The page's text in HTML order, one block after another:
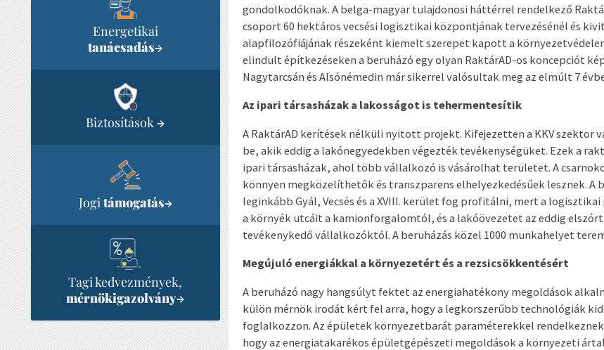
Energetikai
tanácsadás→
Biztosítások→
Jogi támogatás→
Tagi kedvezmények,
mérnökigazolvány→
gondolkodóknak. A belga-magyar tulajdonosi háttérrel rendelkező
csoport 60 hektáros vecsési logisztikai központjának tervezésénél és
alapfilozófiájának részeként kiemelt szerepet kapott a
elindult építkezéseken a beruházó egy olyan RaktárAD-os koncepciót
Nagytarcsán és Alsónémedin már sikerrel valósultak meg az elmúlt 7
Az ipari társasházak a lakosságot is tehermentesítik
A RaktárAD kerítések nélküli nyitott projekt. Kifejezetten a KKV szektor
be, akik eddig a lakónegyedekben végezték tevékenységüket. Ezek a
ipari társasházak, ahol több vállalkozó is vásárolhat területet. A
könnyen megközelíthetők és transzparens elhelyezkedésűek lesznek. A
leginkább Gyál, Vecsés és a XVIII. kerület fog profitálni, mert a
a környék utcáit a kamionforgalomtól, és a lakóövezetet az eddig
tevékenykedő vállalkozóktól. A beruházás közel 1000 munkahelyet
Megújuló energiákkal a környezetért és a rezsicsökkentésért
A beruházó nagy hangsúlyt fektet az energiahatékony megoldások
külön mérnök irodát kért fel arra, hogy a legkorszerűbb technológiák
foglalkozzon. Az épületek környezetbarát paraméterekkel
hogy az energiatakarékos épületgépészeti megoldások a környezeti